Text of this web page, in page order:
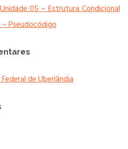
05 – Estrutura Condicional
Pseudocódigo
de Uberlândia